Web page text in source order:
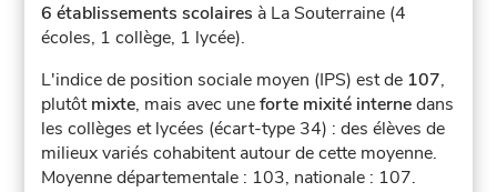
6 établissements scolaires à La Souterraine (4
écoles, 1 collège, 1 lycée).
L'indice de position sociale moyen (IPS) est de 107,
plutôtmixte, mais avec uneforte mixité internedans
les collèges et lycées (écart-type 34) : des élèves de
milieux variés cohabitent autour de cette moyenne.
Moyenne départementale : 103, nationale : 107.